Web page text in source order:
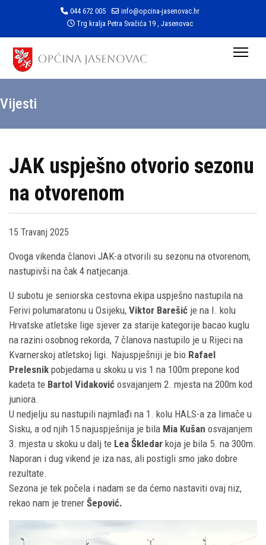
044 672 005
info@opcina-jasenovac.hr
Trg kralja Petra Svačića 19 , Jasenovac
Vijesti
JAK uspješno otvorio sezonu
na otvorenom
15 Travanj 2025
Ovoga vikenda članovi JAK-a otvorili su sezonu na otvorenom,
nastupivši na čak 4 natjecanja.
U subotu je seniorska cestovna ekipa uspješno nastupila na
Ferivi polumaratonu u Osijeku, Viktor Barešić je na I. kolu
Hrvatske atletske lige sjever za starije kategorije bacao kuglu
na razini osobnog rekorda, 7 članova nastupilo je u Rijeci na
Kvarnerskoj atletskoj ligi. Najuspješniji je bio Rafael
Prelesnik pobjedama u skoku u vis 1 na 100m prepone kod
kadeta te Bartol Vidaković osvajanjem 2. mjesta na 200m kod
juniora.
U nedjelju su nastupili najmlađi na 1. kolu HALS-a za limače u
Sisku, a od njih 15 najuspješnija je bila Mia Kušan osvajanjem
3. mjesta u skoku u dalj te Lea Škledar koja je bila 5. na 300m.
Naporan i dug vikend je iza nas, ali postigli smo jako dobre
rezultate.
Sezona je tek počela i nadam se da ćemo nastaviti ovaj niz,
rekao nam je trener Šepović.